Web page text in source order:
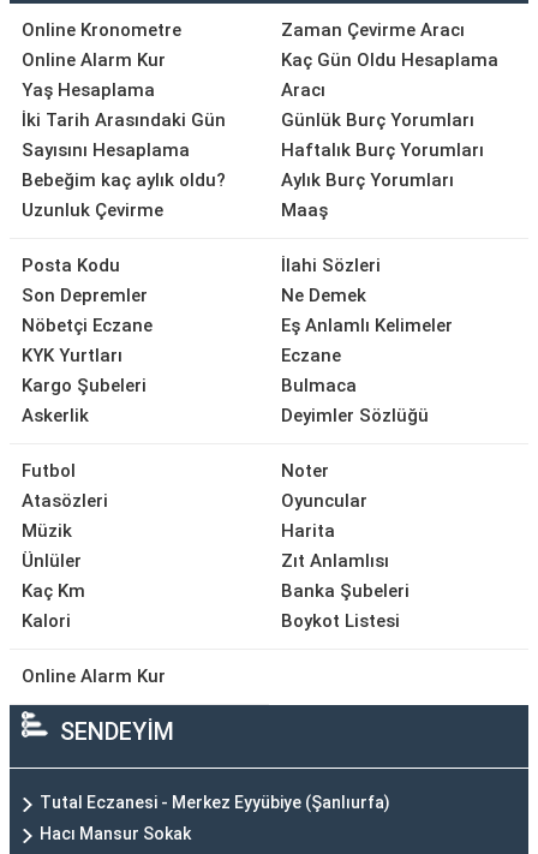
Online Kronometre
Online Alarm Kur
Yaş Hesaplama
İki Tarih Arasındaki Gün
Sayısını Hesaplama
Bebeğim kaç aylık oldu?
Uzunluk Çevirme
Zaman Çevirme Aracı
Kaç Gün Oldu Hesaplama
Aracı
Günlük Burç Yorumları
Haftalık Burç Yorumları
Aylık Burç Yorumları
Maaş
Posta Kodu
Son Depremler
Nöbetçi Eczane
KYK Yurtları
Kargo Şubeleri
Askerlik
İlahi Sözleri
Ne Demek
Eş Anlamlı Kelimeler
Eczane
Bulmaca
Deyimler Sözlüğü
Futbol
Atasözleri
Müzik
Ünlüler
Kaç Km
Kalori
Noter
Oyuncular
Harita
Zıt Anlamlısı
Banka Şubeleri
Boykot Listesi
Online Alarm Kur
SENDEYİM
Tutal Eczanesi - Merkez Eyyübiye (Şanlıurfa)
Hacı Mansur Sokak